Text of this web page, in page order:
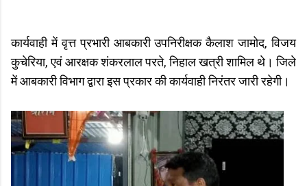
कार्यवाही में वृत्त प्रभारी आबकारी उपनिरीक्षक कैलाश जामोद, विजय
कुचेरिया, एवं आरक्षक शंकरलाल परते, निहाल खत्री शामिल थे। जिले
में आबकारी विभाग द्वारा इस प्रकार की कार्यवाही निरंतर जारी रहेगी।